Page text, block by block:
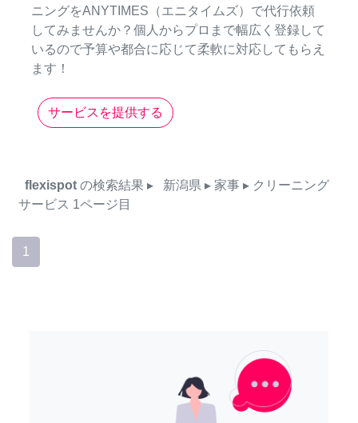
ニングをANYTIMES（エニタイムズ）で代行依頼
してみませんか？個人からプロまで幅広く登録して
いるので予算や都合に応じて柔軟に対応してもらえ
ます！
サービスを提供する
flexispot の検索結果 ▸ 新潟県 ▸ 家事 ▸ クリーニング
サービス 1ページ目
1